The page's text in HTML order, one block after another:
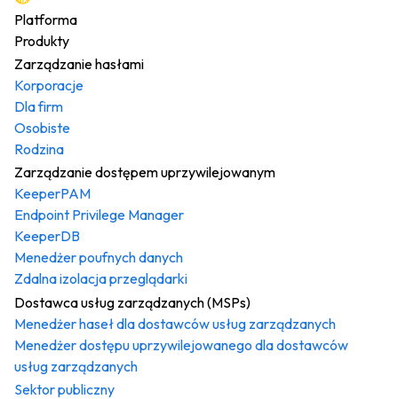
Platforma
Produkty
Zarządzanie hasłami
Korporacje
Dla firm
Osobiste
Rodzina
Zarządzanie dostępem uprzywilejowanym
KeeperPAM
Endpoint Privilege Manager
KeeperDB
Menedżer poufnych danych
Zdalna izolacja przeglądarki
Dostawca usług zarządzanych (MSPs)
Menedżer haseł dla dostawców usług zarządzanych
Menedżer dostępu uprzywilejowanego dla dostawców
usług zarządzanych
Sektor publiczny